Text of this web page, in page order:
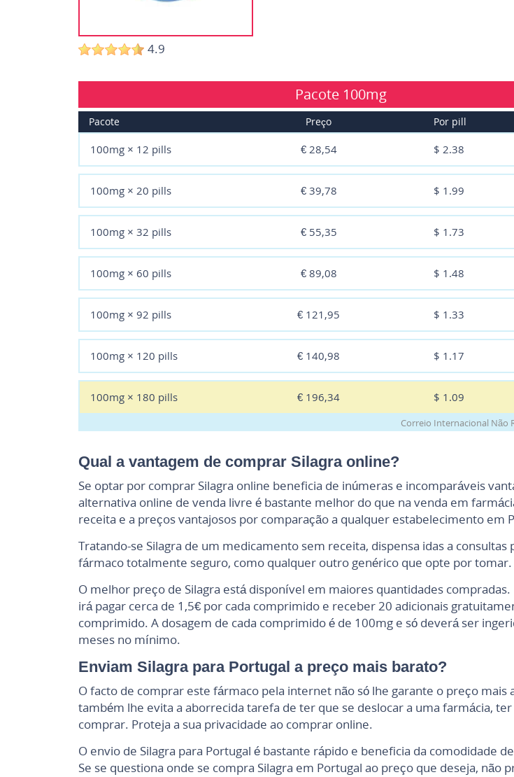
4.9
Pacote100mg
Pacote Preço Por pill
100mg × 12 pills € 28,54 $ 2.38
100mg × 20 pills € 39,78 $ 1.99
100mg × 32 pills € 55,35 $ 1.73
100mg × 60 pills € 89,08 $ 1.48
100mg × 92 pills € 121,95 $ 1.33
100mg × 120 pills € 140,98 $ 1.17
100mg × 180 pills € 196,34 $ 1.09
Correio Internacional Não
Qual a vantagem de comprar Silagra online?
Se optar por comprar Silagra online beneficia de inúmeras e incomparáveis
alternativa online de venda livre é bastante melhor do que na venda em
receita e a preços vantajosos por comparação a qualquer estabelecimento em
Tratando-se Silagra de um medicamento sem receita, dispensa idas a
fármaco totalmente seguro, como qualquer outro genérico que opte por tomar.
O melhor preço de Silagra está disponível em maiores quantidades
irá pagar cerca de 1,5€ por cada comprimido e receber 20 adicionais
comprimido. A dosagem de cada comprimido é de 100mg e só deverá ser
meses no mínimo.
Enviam Silagra para Portugal a preço mais barato?
O facto de comprar este fármaco pela internet não só lhe garante o preço
também lhe evita a aborrecida tarefa de ter que se deslocar a uma farmácia,
comprar. Proteja a sua privacidade ao comprar online.
O envio de Silagra para Portugal é bastante rápido e beneficia da comodidade
Se se questiona onde se compra Silagra em Portugal ao preço que deseja, não